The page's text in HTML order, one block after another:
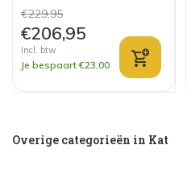
€229,95
€206,95
Incl. btw
Je bespaart €23,00
Overige categorieën in Kat